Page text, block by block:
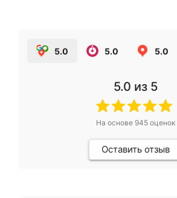
5.0 5.0 5.0
5.0 из 5
На основе 945оценок
Оставить отзыв